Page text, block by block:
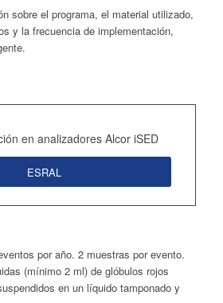
sobre el programa, el material utilizado,
y la frecuencia de implementación,
en analizadores Alcor iSED
ESRAL
por año. 2 muestras por evento.
(mínimo 2 ml) de glóbulos rojos
en un líquido tamponado y